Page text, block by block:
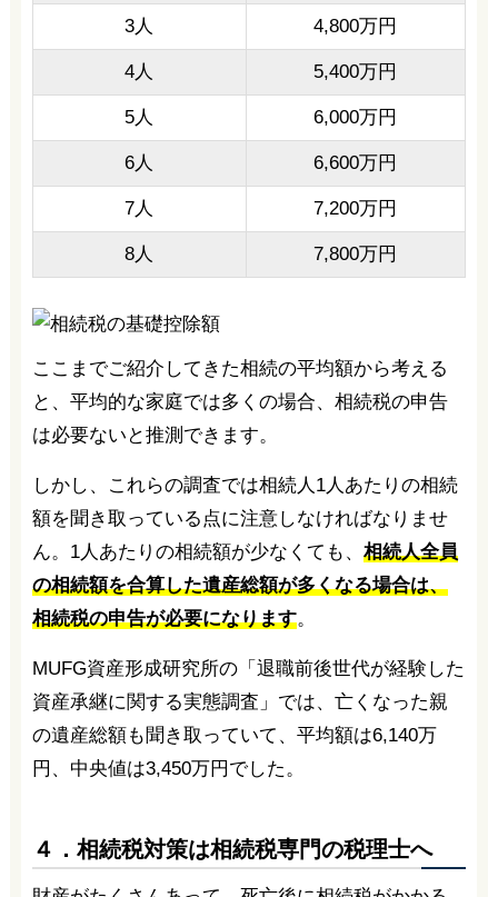
3人 4,800万円
4人 5,400万円
5人 6,000万円
6人 6,600万円
7人 7,200万円
8人 7,800万円
ここまでご紹介してきた相続の平均額から考える
と、平均的な家庭では多くの場合、相続税の申告
は必要ないと推測できます。
しかし、これらの調査では相続人1人あたりの相続
額を聞き取っている点に注意しなければなりませ
ん。1人あたりの相続額が少なくても、 相続人全員
の相続額を合算した遺産総額が多くなる場合は、
相続税の申告が必要になります。
MUFG資産形成研究所の「退職前後世代が経験した
資産承継に関する実態調査」では、亡くなった親
の遺産総額も聞き取っていて、平均額は6,140万
円、中央値は3,450万円でした。
４．相続税対策は相続税専門の税理士へ